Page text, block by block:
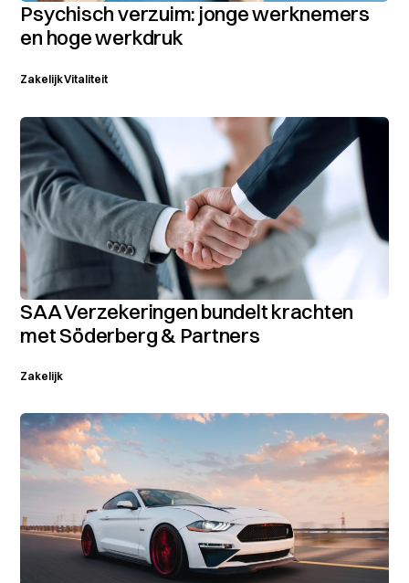
Psychisch verzuim: jonge werknemers
en hoge werkdruk
ZakelijkVitaliteit
SAA Verzekeringen bundelt krachten
met Söderberg & Partners
Zakelijk